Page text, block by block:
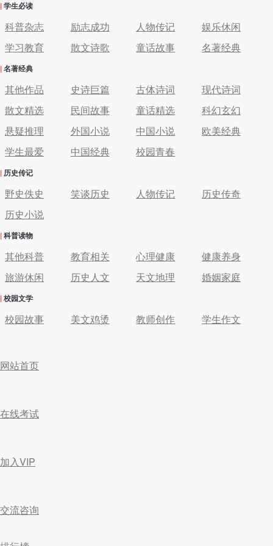
|学生必读
科普杂志 励志成功 人物传记
娱乐休闲
学习教育
散文诗歌 童话故事 名著经典
|名著经典
其他作品 史诗巨篇 古体诗词
现代诗词
散文精选
民间故事 童话精选
科幻玄幻
悬疑推理
外国小说 中国小说
欧美经典
学生最爱
中国经典 校园青春
| 历史传记
野史佚史 笑谈历史 人物传记
历史传奇
历史小说
|科普读物
其他科普 教育相关 心理健康
健康养身
旅游休闲
历史人文 天文地理 婚姻家庭
|校园文学
校园故事 美文鸡烫 教师创作 学生作文
网站首页
在线考试
加入VIP
交流咨询